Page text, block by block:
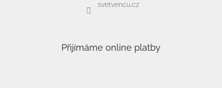
svetvencu.cz
Přijímáme online platby